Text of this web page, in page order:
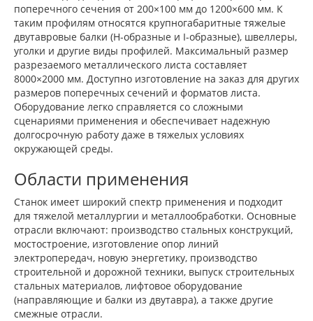
поперечного сечения от 200×100 мм до 1200×600 мм. К
таким профилям относятся крупногабаритные тяжелые
двутавровые балки (H-образные и I-образные), швеллеры,
уголки и другие виды профилей. Максимальный размер
разрезаемого металлического листа составляет
8000×2000 мм. Доступно изготовление на заказ для других
размеров поперечных сечений и форматов листа.
Оборудование легко справляется со сложными
сценариями применения и обеспечивает надежную
долгосрочную работу даже в тяжелых условиях
окружающей среды.
Области применения
Станок имеет широкий спектр применения и подходит
для тяжелой металлургии и металлообработки. Основные
отрасли включают: производство стальных конструкций,
мостостроение, изготовление опор линий
электропередач, новую энергетику, производство
строительной и дорожной техники, выпуск строительных
стальных материалов, лифтовое оборудование
(направляющие и балки из двутавра), а также другие
смежные отрасли.